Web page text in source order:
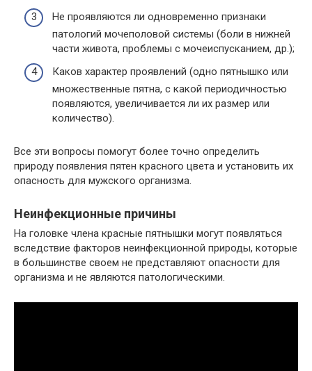
Не проявляются ли одновременно признаки
патологий мочеполовой системы (боли в нижней
части живота, проблемы с мочеиспусканием, др.);
Каков характер проявлений (одно пятнышко или
множественные пятна, с какой периодичностью
появляются, увеличивается ли их размер или
количество).
Все эти вопросы помогут более точно определить
природу появления пятен красного цвета и установить их
опасность для мужского организма.
Неинфекционные причины
На головке члена красные пятнышки могут появляться
вследствие факторов неинфекционной природы, которые
в большинстве своем не представляют опасности для
организма и не являются патологическими.